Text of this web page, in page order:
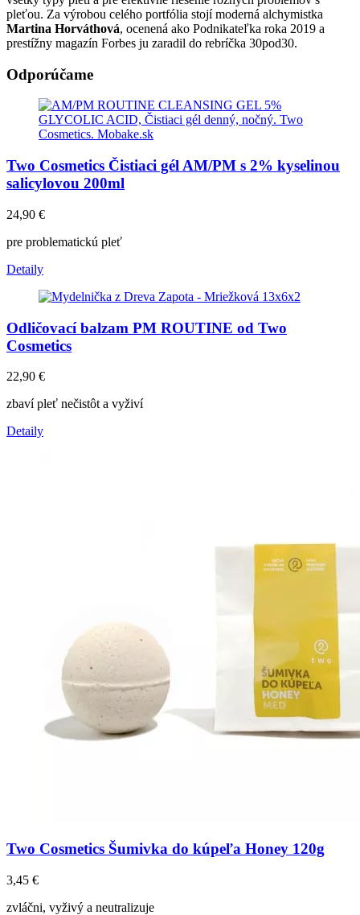
pleťou. Za výrobou celého portfólia stojí moderná alchymistka
Martina Horváthová, ocenená ako Podnikateľka roka 2019 a
prestížny magazín Forbes ju zaradil do rebríčka 30pod30.
Odporúčame
Two Cosmetics Čistiaci gél AM/PM s 2% kyselinou
salicylovou 200ml
24,90 €
pre problematickú pleť
Detaily
Odličovací balzam PM ROUTINE od Two
Cosmetics
22,90 €
zbaví pleť nečistôt a vyživí
Detaily
Two Cosmetics Šumivka do kúpeľa Honey 120g
3,45 €
zvláčni, vyživý a neutralizuje